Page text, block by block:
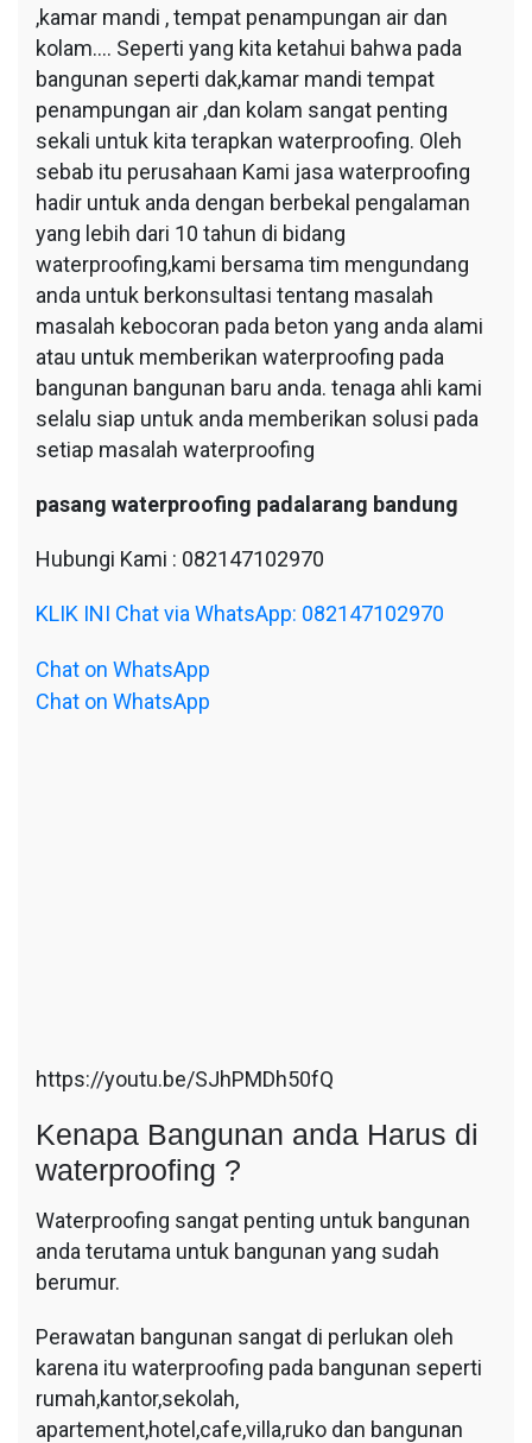
,kamar mandi , tempat penampungan air dan
kolam…. Seperti yang kita ketahui bahwa pada
bangunan seperti dak,kamar mandi tempat
penampungan air ,dan kolam sangat penting
sekali untuk kita terapkan waterproofing. Oleh
sebab itu perusahaan Kami jasa waterproofing
hadir untuk anda dengan berbekal pengalaman
yang lebih dari 10 tahun di bidang
waterproofing,kami bersama tim mengundang
anda untuk berkonsultasi tentang masalah
masalah kebocoran pada beton yang anda alami
atau untuk memberikan waterproofing pada
bangunan bangunan baru anda. tenaga ahli kami
selalu siap untuk anda memberikan solusi pada
setiap masalah waterproofing
pasang waterproofing padalarang bandung
Hubungi Kami : 082147102970
KLIK INI Chat via WhatsApp: 082147102970
Chat on WhatsApp
Chat on WhatsApp
https://youtu.be/SJhPMDh50fQ
Kenapa Bangunan anda Harus di
waterproofing ?
Waterproofing sangat penting untuk bangunan
anda terutama untuk bangunan yang sudah
berumur.
Perawatan bangunan sangat di perlukan oleh
karena itu waterproofing pada bangunan seperti
rumah,kantor,sekolah,
apartement,hotel,cafe,villa,ruko dan bangunan